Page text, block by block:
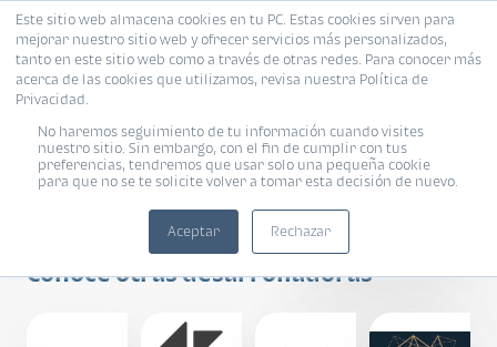
Este sitio web almacena cookies en tu PC. Estas cookies sirven para
mejorar nuestro sitio web y ofrecer servicios más personalizados,
tanto en este sitio web como a través de otras redes. Para conocer más
acerca de las cookies que utilizamos, revisa nuestra Política de
Privacidad.
No haremos seguimiento de tu información cuando visites
nuestro sitio. Sin embargo, con el fin de cumplir con tus
preferencias, tendremos que usar solo una pequeña cookie
para que no se te solicite volver a tomar esta decisión de nuevo.
Aceptar Rechazar
Condado Naranjo
Conoce otras desarrolladoras